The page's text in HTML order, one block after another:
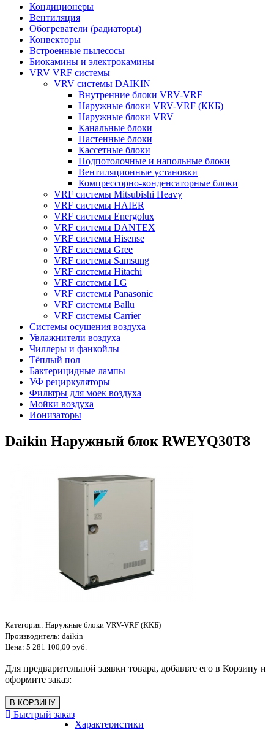
Кондиционеры
Вентиляция
Обогреватели (радиаторы)
Конвекторы
Встроенные пылесосы
Биокамины и электрокамины
VRV VRF системы
VRV системы DAIKIN
Внутренние блоки VRV-VRF
Наружные блоки VRV-VRF (ККБ)
Наружные блоки VRV
Канальные блоки
Настенные блоки
Кассетные блоки
Подпотолочные и напольные блоки
Вентиляционные установки
Компрессорно-конденсаторные блоки
VRF системы Mitsubishi Heavy
VRF системы HAIER
VRF системы Energolux
VRF системы DANTEX
VRF системы Hisense
VRF системы Gree
VRF системы Samsung
VRF системы Hitachi
VRF системы LG
VRF системы Panasonic
VRF системы Ballu
VRF системы Carrier
Системы осушения воздуха
Увлажнители воздуха
Чиллеры и фанкойлы
Тёплый пол
Бактерицидные лампы
УФ рециркуляторы
Фильтры для моек воздуха
Мойки воздуха
Ионизаторы
Daikin Наружный блок RWEYQ30T8
Категория: Наружные блоки VRV-VRF (ККБ)
Производитель: daikin
Цена: 5 281 100,00 руб.
Для предварительной заявки товара, добавьте его в Корзину и
оформите заказ:
Быстрый заказ
Характеристики